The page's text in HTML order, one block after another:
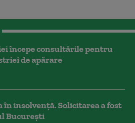
începe consultările pentru
de apărare
în insolvență. Solicitarea a fost
București